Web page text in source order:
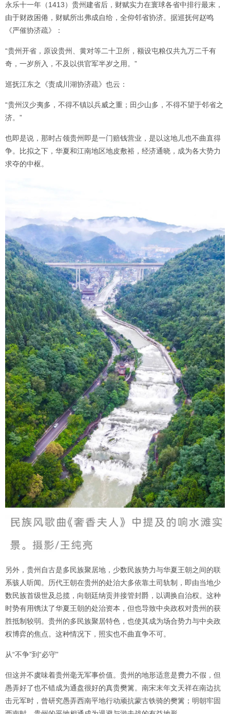
永乐十一年（1413）贵州建省后，财赋实力在寰球各省中排行最末，
由于财政困倦，财赋所出弗成自给，全仰邻省协济。据巡抚何赵鸣
《严催协济疏》：
“贵州开省，原设贵州、黄对等二十卫所，额设屯粮仅共九万二千有
奇，一岁所入，不及以供官军半岁之用。”
巡抚江东之《责成川湖协济疏》也云：
“贵州汉少夷多，不得不镇以兵威之重；田少山多，不得不望于邻省之
济。”
也即是说，那时占领贵州即是一门赔钱营业，是以这地儿也不曲直得
争。比拟之下，华夏和江南地区地皮敷裕，经济通晓，成为各大势力
求夺的中枢。
另外，贵州自古是多民族聚居地，少数民族势力与华夏王朝之间的联
系骇人听闻。历代王朝在贵州的处治大多依靠土司轨制，即由当地少
数民族首级世及总揽，向朝廷纳贡并接管封爵，以调换自治权。这种
时势有用镌汰了华夏王朝的处治资本，但也导致中央政权对贵州的获
胜抵制较弱。贵州的多民族聚居特色，也使其成为场合势力与中央政
权博弈的焦点。这种情况下，照实也不曲直争不可。
从“不争”到“必守”
但这并不虞味着贵州毫无军事价值。贵州的地形适意是费力不假，但
愚弄好了也不错成为通盘很好的真贵樊篱。南宋末年文天祥在南边抗
击元军时，曾研究愚弄西南平地行动顽抗蒙古铁骑的樊篱；明朝牢固